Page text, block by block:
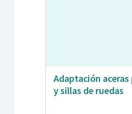
Adaptación
y sillas de ruedas